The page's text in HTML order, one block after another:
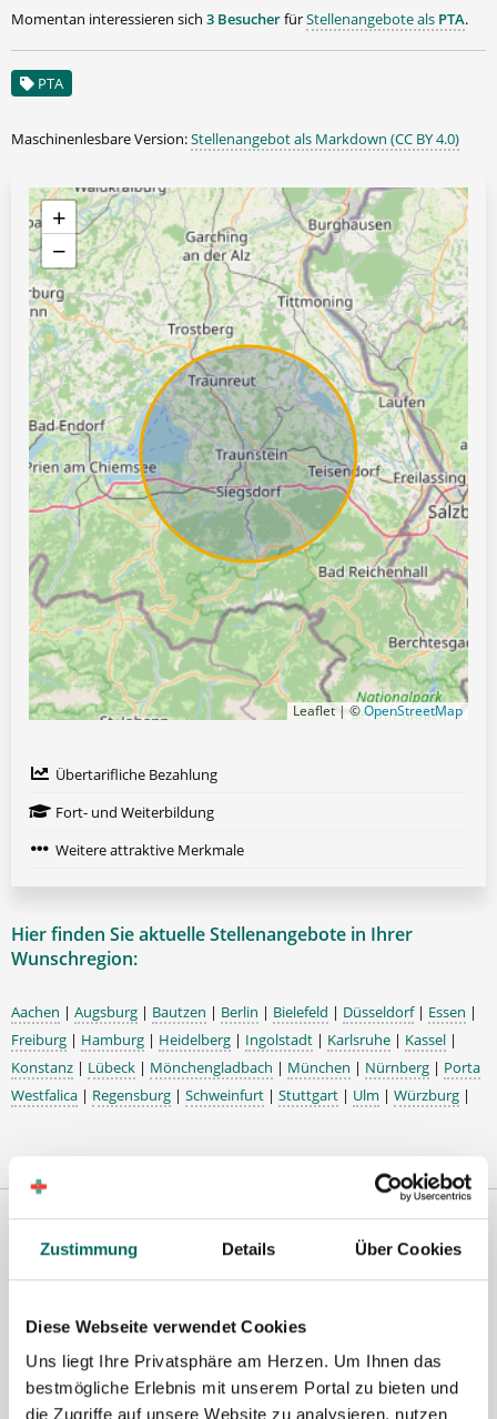
Zustimmung Details Über Cookies
Diese Webseite verwendet Cookies
Uns liegt Ihre Privatsphäre am Herzen. Um Ihnen das
bestmögliche Erlebnis mit unserem Portal zu bieten und
die Zugriffe auf unsere Website zu analysieren, nutzen
Momentan interessieren sich 3 BesucherfürStellenangebote als PTA.
PTA
Maschinenlesbare Version:Stellenangebot als Markdown (CC BY 4.0)
+
−
Leaflet | ©OpenStreetMap
Übertarifliche Bezahlung
Fort- und Weiterbildung
Weitere attraktive Merkmale
Hier finden Sie aktuelle Stellenangebote in Ihrer
Wunschregion:
Aachen | Augsburg | Bautzen | Berlin | Bielefeld | Düsseldorf| Essen |
Freiburg | Hamburg | Heidelberg | Ingolstadt | Karlsruhe | Kassel |
Konstanz | Lübeck | Mönchengladbach | München | Nürnberg | Porta
Westfalica | Regensburg | Schweinfurt | Stuttgart | Ulm | Würzburg |
Robert Braun